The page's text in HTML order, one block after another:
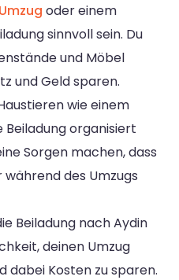
oder einem
sinnvoll sein. Du
und Möbel
und Geld sparen.
wie einem
Beiladung organisiert
Sorgen machen, dass
des Umzugs
Beiladung nach Aydin
deinen Umzug
dabei Kosten zu sparen.